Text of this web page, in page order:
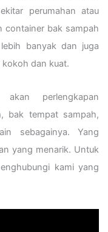
perumahan atau
container bak sampah
banyak dan juga
dan kuat.
perlengkapan
bak tempat sampah,
sebagainya. Yang
yang menarik. Untuk
kami yang